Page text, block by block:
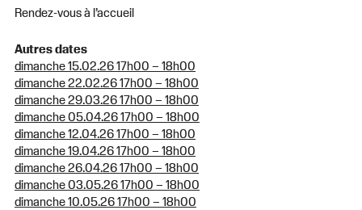
Rendez-vous à l’accueil
Autres dates
dimanche 15.02.26 17h00 – 18h00
dimanche 22.02.26 17h00 – 18h00
dimanche 29.03.26 17h00 – 18h00
dimanche 05.04.26 17h00 – 18h00
dimanche 12.04.26 17h00 – 18h00
dimanche 19.04.26 17h00 – 18h00
dimanche 26.04.26 17h00 – 18h00
dimanche 03.05.26 17h00 – 18h00
dimanche 10.05.26 17h00 – 18h00